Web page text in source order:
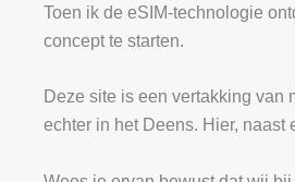
Toen ik de eSIM-technologie
concept te starten.
Deze site is een vertakking van
echter in het Deens. Hier,